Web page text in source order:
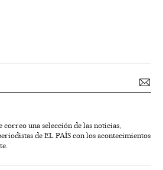
correo una selección de las noticias,
de EL PAÍS con los acontecimientos